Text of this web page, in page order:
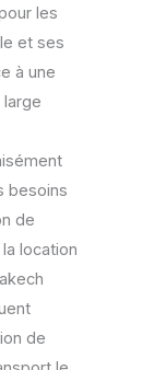
les
et ses
à une
besoins
de
location
de